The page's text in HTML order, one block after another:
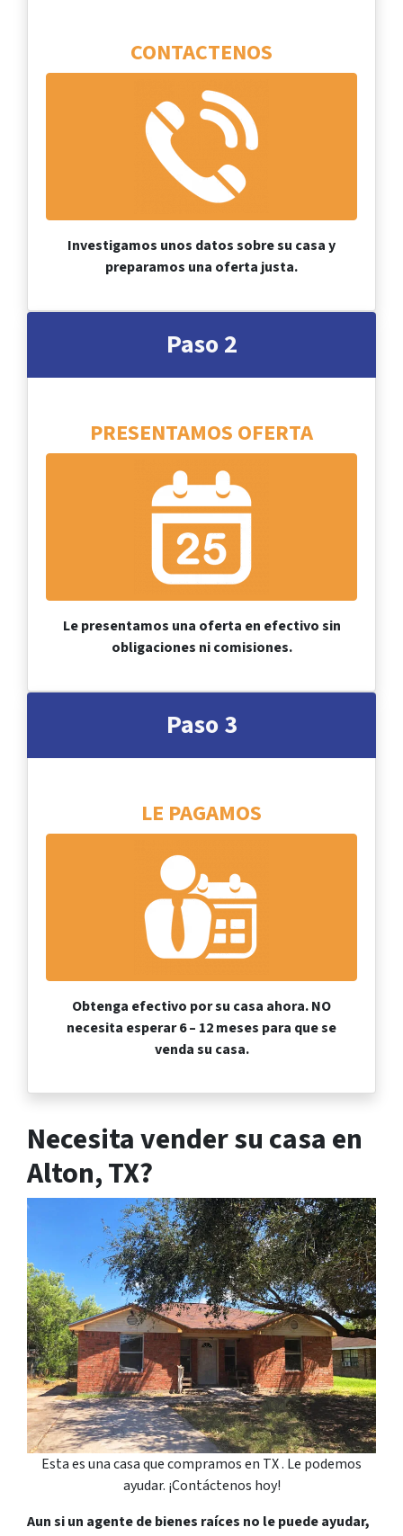
CONTACTENOS
Investigamos unos datos sobre su casa y
preparamos una oferta justa.
Paso 2
PRESENTAMOS OFERTA
Le presentamos una oferta en efectivo sin
obligaciones ni comisiones.
Paso 3
LE PAGAMOS
Obtenga efectivo por su casa ahora.NO
necesita esperar 6 – 12 meses para que se
venda su casa.
Necesita vender su casa en
Alton, TX?
Esta es una casa que compramos en TX . Le podemos
ayudar. ¡Contáctenos hoy!
Aun si un agente de bienes raíces no le puede ayudar,